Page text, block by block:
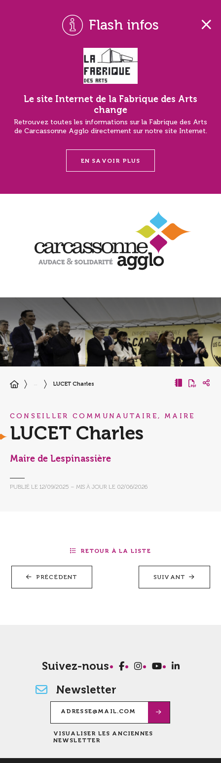
Flash infos
Le site Internet de la Fabrique des Arts
change
Retrouvez toutes les informations sur la Fabrique des Arts
de Carcassonne Agglo directement sur notre site Internet.
EN SAVOIR PLUS
… LUCET Charles
CONSEILLER COMMUNAUTAIRE, MAIRE
LUCET Charles
Maire de Lespinassière
PUBLIÉ LE 12/09/2025 – MIS À JOUR LE 02/06/2026
PRÉCÉDENT
RETOUR À LA LISTE
SUIVANT
Suivez-nous
Newsletter
VISUALISER LES ANCIENNES
NEWSLETTER